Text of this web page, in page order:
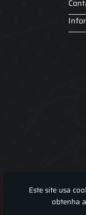
Lira Luz Decor
Este site usa
obtenha